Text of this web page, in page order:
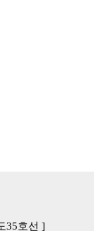
35호선 ]